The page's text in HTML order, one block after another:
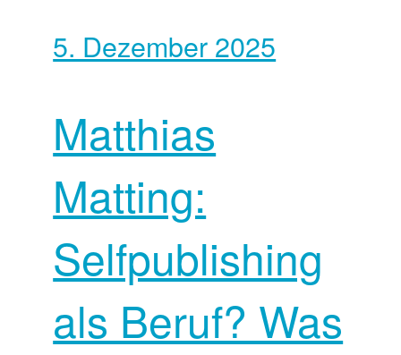
5. Dezember 2025
Matthias
Matting:
Selfpublishing
als Beruf? Was